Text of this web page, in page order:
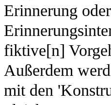
Erinnerung
fiktive[n]
Außerdem
mit den